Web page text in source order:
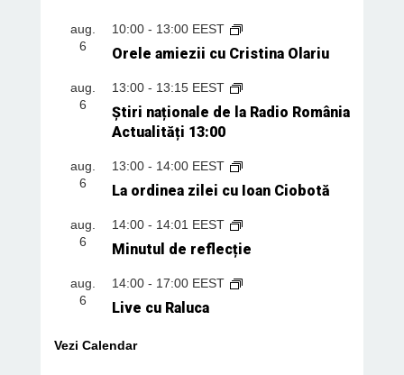
aug.
6
10:00- 13:00 EEST
Orele amiezii cu Cristina Olariu
aug.
6
13:00- 13:15 EEST
Știri naționale de la Radio România
Actualități 13:00
aug.
6
13:00- 14:00 EEST
La ordinea zilei cu Ioan Ciobotă
aug.
6
14:00- 14:01 EEST
Minutul de reflecție
aug.
6
14:00- 17:00 EEST
Live cu Raluca
Vezi Calendar